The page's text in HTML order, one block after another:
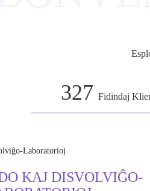
327 Fidindaj
KAJ DISVOLVIĜO-